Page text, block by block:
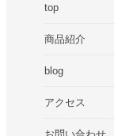
top
商品紹介
blog
アクセス